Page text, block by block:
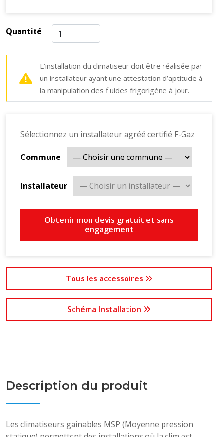
Quantité
L’installation du climatiseur doit être réalisée par
un installateur ayant une attestation d’aptitude à
la manipulation des fluides frigorigène à jour.
Sélectionnez un installateur agréé certifié F-Gaz
Commune
Installateur
Obtenir mon devis gratuit et sans
engagement
Tous les accessoires
Schéma Installation
Description du produit
Les climatiseurs gainables MSP (Moyenne pression